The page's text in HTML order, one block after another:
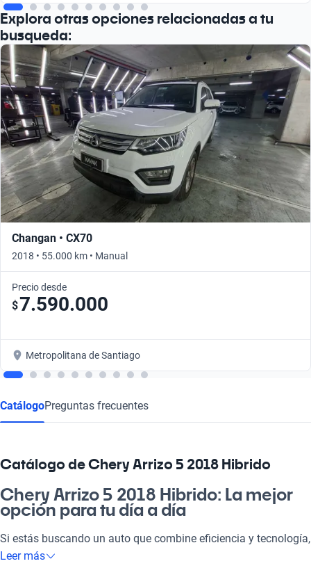
Explora otras opciones relacionadas a tu
busqueda:
Changan • CX70
2018 • 55.000 km • Manual
Precio desde
$7.590.000
Metropolitana de Santiago
CatálogoPreguntas frecuentes
Catálogo de Chery Arrizo 5 2018 Hibrido
Chery Arrizo 5 2018 Hibrido: La mejor
opción para tu día a día
Si estás buscando un auto que combine eficiencia y tecnología,
el Chery Arrizo 5 2018 Hibrido es lo que necesitas. Su diseño
Leer más